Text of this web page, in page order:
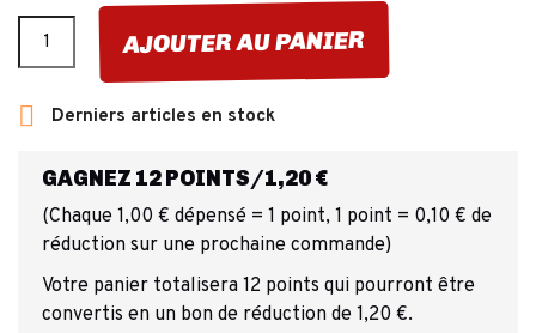
AJOUTER AU PANIER
 Derniers articles en stock
GAGNEZ 12 POINTS/1,20 €
(Chaque 1,00 € dépensé = 1 point, 1 point = 0,10 € de
réduction sur une prochaine commande)
Votre panier totalisera 12 points qui pourront être
convertis en un bon de réduction de 1,20 €.